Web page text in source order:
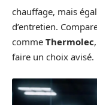
chauffage, mais
d’entretien.
comme Thermolec,
faire un choix avisé.